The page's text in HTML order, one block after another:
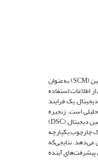
فن‌آوری‌های دیجیتالی جدید در حال آماده‌سازی هستند تا تقریباً همه زمینه‌های آن‌چه ما "فرآیندهای تجاری سنتی" می‌نامیم را مختل کنند. مدیریت زنجیره تأمین (SCM) به‌عنوان
اطلاعات استفاده
یک فرایند
است. زنجیره
تامین دیجیتال در مورد نحوه مدیریت فرآیندهای زنجیره تأمین با طیف گسترده ای از فناوری‌های نوآورانه است. هدف از این مقاله ، ارائه چارچوبی برای زنجیره تأمین دیجیتال (DSC)
، به ایجاد یک چارچوب یکپارچه
می‌دهد. نتایجی‌که
پیشرفت‌های آینده